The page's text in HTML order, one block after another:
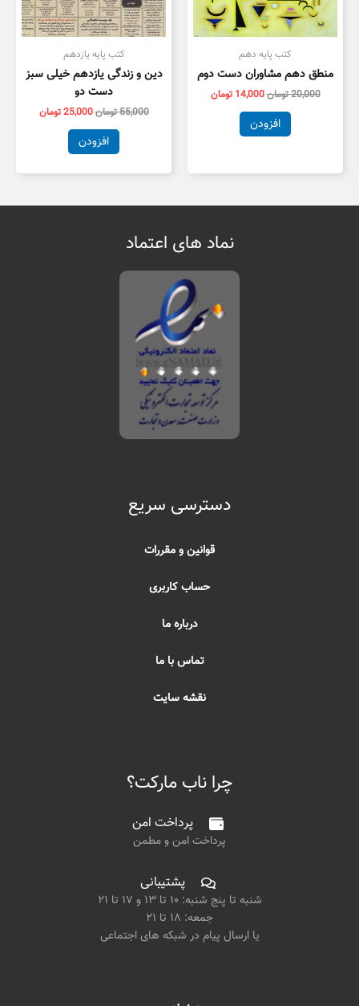
کتب پایه دهم
منطق دهم مشاوران دست دوم
20,000تومان14,000 تومان
افزودن
کتب پایه یازدهم
دین و زندگی یازدهم خیلی سبز
دست دو
55,000تومان25,000تومان
افزودن
نماد های اعتماد
دسترسی سریع
قوانین و مقررات
حساب کاربری
درباره ما
تماس با ما
نقشه سایت
چرا ناب مارکت؟
پرداخت امن
پرداخت امن و مطمن
پشتیبانی
شنبه تا پنج شنبه: ۱۰ تا ۱۳ و ۱۷ تا ۲۱
جمعه: ۱۸ تا ۲۱
یا ارسال پیام در شبکه های اجتماعی